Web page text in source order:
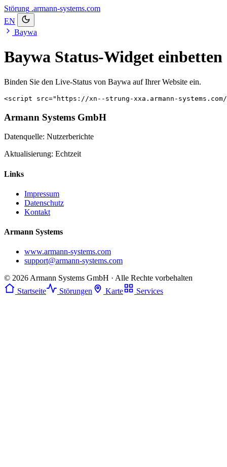
Störung .armann-systems.com
EN
Baywa
Baywa Status-Widget einbetten
Binden Sie den Live-Status von Baywa auf Ihrer Website ein.
<script src="https://xn--strung-xxa.armann-
Armann Systems GmbH
Datenquelle: Nutzerberichte
Aktualisierung: Echtzeit
Links
Impressum
Datenschutz
Kontakt
Armann Systems
www.armann-systems.com
support@armann-systems.com
© 2026 Armann Systems GmbH · Alle Rechte vorbehalten
Startseite
Störungen Karte Services